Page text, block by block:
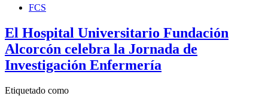
FCS
El Hospital Universitario Fundación
Alcorcón celebra la Jornada de
Investigación Enfermería
Etiquetado como